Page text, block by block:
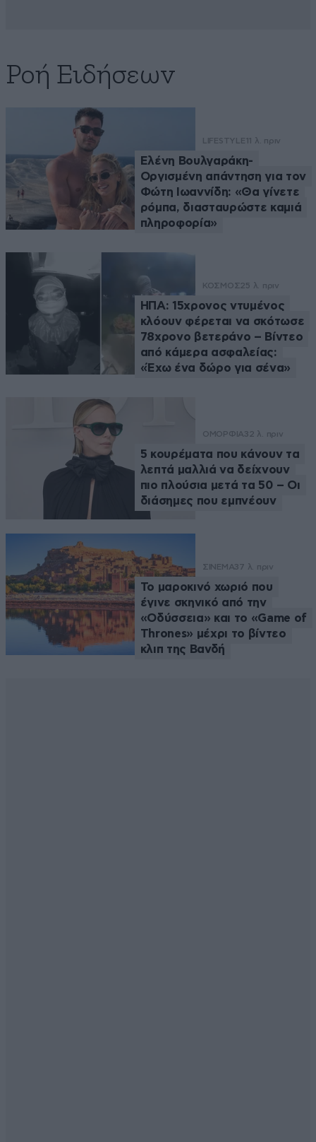
Ροή Ειδήσεων
LIFESTYLE 11 λ. πριν
Ελένη Βουλγαράκη-
Οργισμένη απάντηση για τον
Φώτη Ιωαννίδη: «Θα γίνετε
ρόμπα, διασταυρώστε καμιά
πληροφορία»
ΚΟΣΜΟΣ25 λ. πριν
ΗΠΑ: 15χρονος ντυμένος
κλόουν φέρεται να σκότωσε
78χρονο βετεράνο – Βίντεο
από κάμερα ασφαλείας:
«Έχω ένα δώρο για σένα»
ΟΜΟΡΦΙΑ32 λ. πριν
5 κουρέματα που κάνουν τα
λεπτά μαλλιά να δείχνουν
πιο πλούσια μετά τα 50 – Οι
διάσημες που εμπνέουν
ΣΙΝΕΜΑ37 λ. πριν
Το μαροκινό χωριό που
έγινε σκηνικό από την
«Οδύσσεια» και το «Game of
Thrones» μέχρι το βίντεο
κλιπ της Βανδή